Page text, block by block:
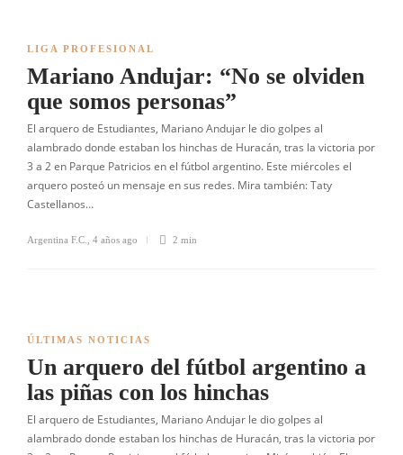
LIGA PROFESIONAL
Mariano Andujar: “No se olviden
que somos personas”
El arquero de Estudiantes, Mariano Andujar le dio golpes al
alambrado donde estaban los hinchas de Huracán, tras la victoria por
3 a 2 en Parque Patricios en el fútbol argentino. Este miércoles el
arquero posteó un mensaje en sus redes. Mira también: Taty
Castellanos…
Argentina F.C. 4 años ago 2 min
ÚLTIMAS NOTICIAS
Un arquero del fútbol argentino a
las piñas con los hinchas
El arquero de Estudiantes, Mariano Andujar le dio golpes al
alambrado donde estaban los hinchas de Huracán, tras la victoria por